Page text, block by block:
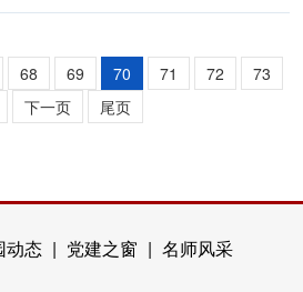
68 69 70 71 72
73
下一页 尾页
动态 | 党建之窗 | 名师风采